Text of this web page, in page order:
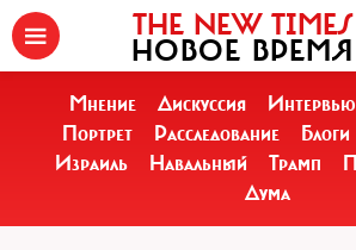
THE NEW TIMES
НОВОЕ ВРЕМЯ
Мнение Дискуссия Интервью
Портрет
Расследование Блоги
Израиль
Навальный Трамп
Дума